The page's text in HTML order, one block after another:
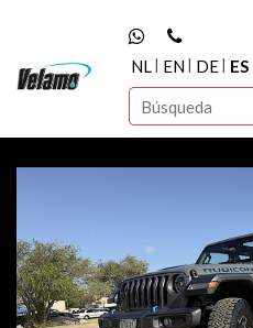
NL EN DE ES